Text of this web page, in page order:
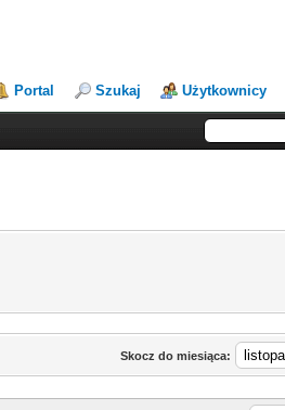
Portal Szukaj Użytkownicy
Skocz do miesiąca: